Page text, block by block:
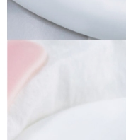
２．關於個人資料處理事宜
https://aftee.tw/terms/#terms3
３．未成年的使用者請事先
「AFTEE先享後付」，若未
４．使用「AFTEE先享後
時審查核予不同之上限額度
５．嚴禁一人註冊多個帳號
恩沛科技股份有限公司將有
每筆NT$100，滿